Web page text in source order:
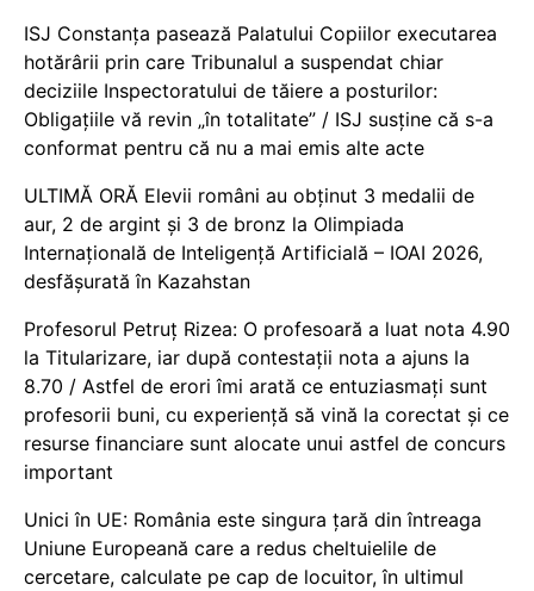
ISJ Constanța pasează Palatului Copiilor executarea
hotărârii prin care Tribunalul a suspendat chiar
deciziile Inspectoratului de tăiere a posturilor:
Obligațiile vă revin „în totalitate” / ISJ susține că s-a
conformat pentru că nu a mai emis alte acte
ULTIMĂ ORĂ Elevii români au obținut 3 medalii de
aur, 2 de argint și 3 de bronz la Olimpiada
Internațională de Inteligență Artificială – IOAI 2026,
desfășurată în Kazahstan
Profesorul Petruț Rizea: O profesoară a luat nota 4.90
la Titularizare, iar după contestații nota a ajuns la
8.70 / Astfel de erori îmi arată ce entuziasmați sunt
profesorii buni, cu experiență să vină la corectat și ce
resurse financiare sunt alocate unui astfel de concurs
important
Unici în UE: România este singura țară din întreaga
Uniune Europeană care a redus cheltuielile de
cercetare, calculate pe cap de locuitor, în ultimul